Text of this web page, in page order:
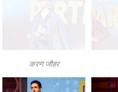
करण जौहर